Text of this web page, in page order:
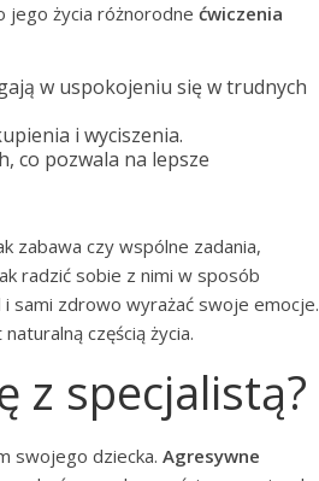
jego życia różnorodne ćwiczenia
w uspokojeniu się w trudnych
i wyciszenia.
co pozwala na lepsze
zabawa czy wspólne zadania,
radzić sobie z nimi w sposób
sami zdrowo wyrażać swoje emocje.
częścią życia.
z specjalistą?
swojego dziecka. Agresywne